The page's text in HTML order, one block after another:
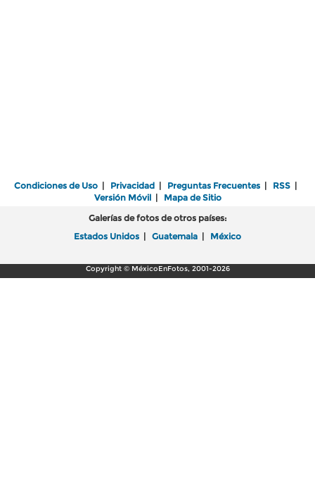
Condiciones de Uso | Privacidad | Preguntas Frecuentes | RSS |
Versión Móvil| Mapa de Sitio
Galerías de fotos de otros países:
Estados Unidos | Guatemala | México
Copyright © MéxicoEnFotos, 2001-2026